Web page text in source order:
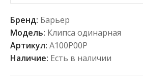
Бренд: Барьер
Модель: Клипса одинарная
Артикул: А100Р00Р
Наличие: Есть в наличии